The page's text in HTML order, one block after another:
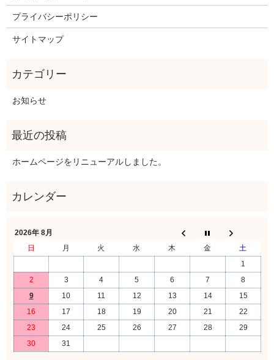
プライバシーポリシー
サイトマップ
お知らせ
ホームページをリニューアルしました。
2026年 8月
日
月 火 水 木 金
土
1
2
3 4 5 6 7
8
9
10 11 12 13 14
15
16
17 18 19 20 21
22
23
24 25 26 27 28
29
30
31